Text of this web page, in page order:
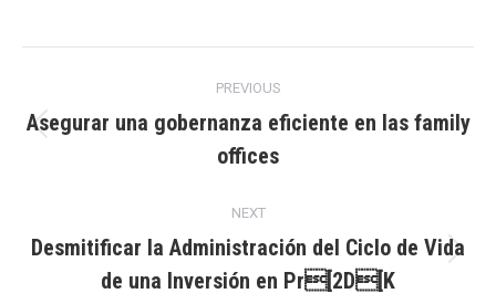
navigation
PREVIOUS
post:
Asegurar una gobernanza eficiente en las family
offices
NEXT
post:
Desmitificar la Administración del Ciclo de Vida
de una Inversión en Pr[2D[K